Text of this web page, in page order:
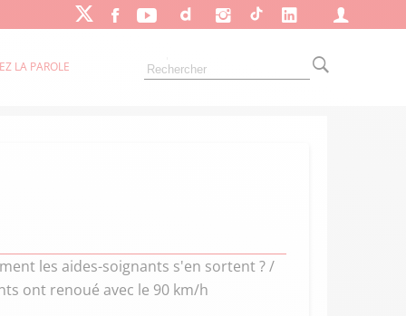
LA PAROLE
les aides-soignants s'en sortent ? /
ont renoué avec le 90 km/h